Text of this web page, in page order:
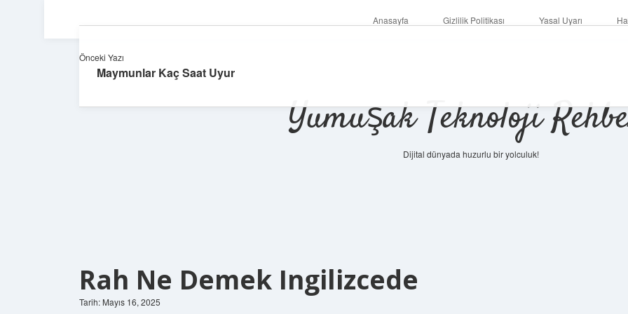
Anasayfa Gizlilik Politikası Yasal Uyarı
Yumuşak Teknoloji
Dijital dünyada huzurlu bir yolculuk!
Rah Ne Demek Ingilizcede
Tarih: Mayıs 16, 2025
Önceki Yazı
Maymunlar Kaç Saat Uyur